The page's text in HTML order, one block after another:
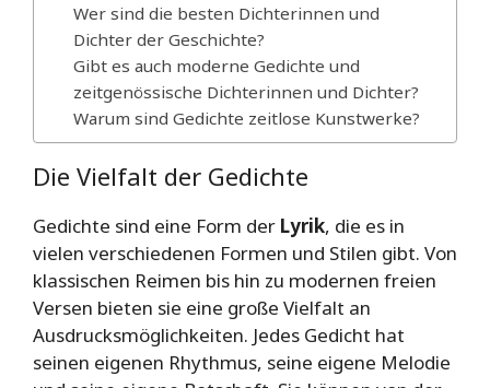
Wer sind die besten Dichterinnen und
Dichter der Geschichte?
Gibt es auch moderne Gedichte und
zeitgenössische Dichterinnen und Dichter?
Warum sind Gedichte zeitlose Kunstwerke?
Die Vielfalt der Gedichte
Gedichte sind eine Form der Lyrik, die es in
vielen verschiedenen Formen und Stilen gibt. Von
klassischen Reimen bis hin zu modernen freien
Versen bieten sie eine große Vielfalt an
Ausdrucksmöglichkeiten. Jedes Gedicht hat
seinen eigenen Rhythmus, seine eigene Melodie